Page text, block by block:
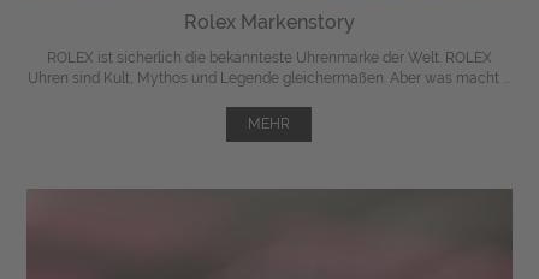
Rolex Markenstory
ROLEX ist sicherlich die bekannteste Uhrenmarke der Welt. ROLEX
Uhren sind Kult, Mythos und Legende gleichermaßen. Aber was macht ...
MEHR